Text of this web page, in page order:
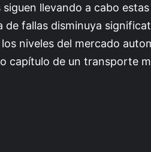
llevando a cabo
de fallas disminuya
niveles del mercado
capítulo de un transporte